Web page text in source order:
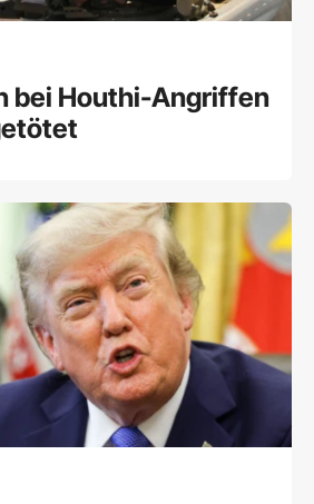
bei Houthi-Angriffen